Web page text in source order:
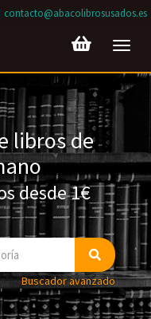
contacto@abacolibrosusados.es
libros de
desde 1€
Buscador avanzado